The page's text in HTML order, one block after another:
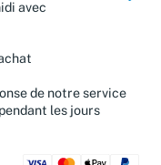
avec
de notre service
les jours